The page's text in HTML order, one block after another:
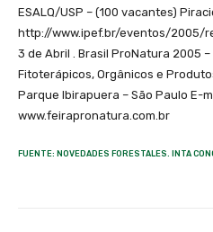
ESALQ/USP – (100 vacantes)
http://www.ipef.br/eventos/2005/
3 de Abril . Brasil ProNatura 2005
Fitoterápicos, Orgânicos e
Parque Ibirapuera – São Paulo E-
www.feirapronatura.com.br
FUENTE: NOVEDADES FORESTALES. INTA